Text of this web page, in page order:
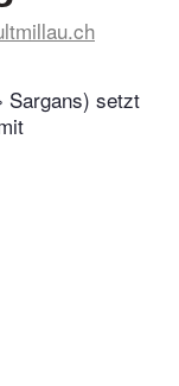
Sargans) setzt